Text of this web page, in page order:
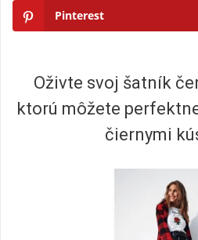
Pinterest
Oživte svoj šatník
ktorú môžete
čiernymi